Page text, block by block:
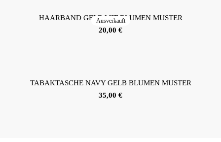
Ausverkauft
HAARBAND GELB MIT BLUMEN MUSTER
20,00 €
TABAKTASCHE NAVY GELB BLUMEN MUSTER
35,00 €